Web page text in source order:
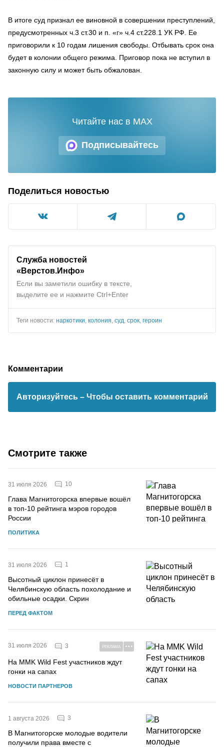
В итоге суд признал ее виновной в совершении преступлений,
предусмотренных ч.3 ст.30 и п. «г» ч.4 ст.228.1 УК РФ. Ее
приговорили к 10 годам лишения свободы. Отбывать срок она
будет в колонии общего режима. Приговор пока не вступил в
законную силу и может быть обжалован.
Подписывайтесь
Читайте нас в MAX
Поделиться новостью
Служба новостей
«Верстов.Инфо»
Если вы заметили ошибку в тексте,
выделите ее и нажмите Ctrl+Enter
Теги новости: наркотики колония суд срок героин
Комментарии
Авторизуйтесь – Чтобы оставить комментарий
Смотрите также
31 июля 2026 10
Глава Магнитогорска впервые вошёл
в топ-10 рейтинга мэров городов
России
ПОЛИТИКА
31 июля 2026 1
Высотный циклон принесёт в
Челябинскую область похолодание и
обильные осадки. Скрин
ПЕРЕД ФАКТОМ
31 июля 2026 3 РЕКЛАМА
На MMK Wild Fest участников ждут
гонки на сапах
НОВОСТИ ПАРТНЕРОВ
1 августа 2026 3
В Магнитогорске молодые водители
получили права вместе с